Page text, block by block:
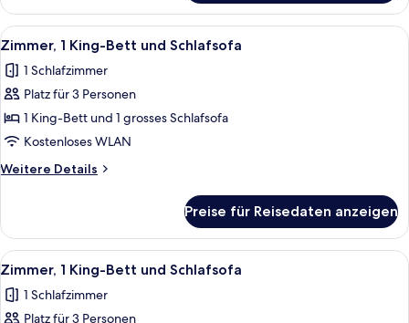
1 King-
Bett,
Balkon
Alle
Fotos
für
Zimmer,
1 King-
Bett
und
Schlafsofa
Ein Hotelzimmer mit einem großen
8
Zimmer, 1 King-Bett und Schlafsofa
1 Schlafzimmer
Platz für 3 Personen
1 King-Bett und 1 grosses Schlafsofa
Kostenloses WLAN
Weitere Details
Weitere
1 King-
Bett
und
Preise für Reisedaten anzeigen
Alle
Fotos
für
Ein Hotelzimmer mit einem großen
4
Zimmer, 1 King-Bett und Schlafsofa
1 Schlafzimmer
Platz für 3 Personen